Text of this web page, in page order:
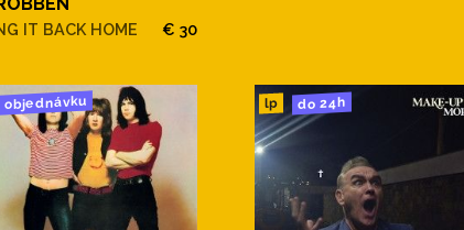
IT BACK HOME € 30
objednávku lp do 24h